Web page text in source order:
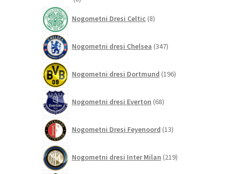
Nogometni Dresi Celtic 8izdelkov
Nogometni dresi Chelsea 347izdelkov
Nogometni dresi Dortmund 196izdelkov
Nogometni dresi Everton 68izdelkov
Nogometni Dresi Feyenoord 13izdelkov
Nogometni dresi Inter Milan 219izdelkov